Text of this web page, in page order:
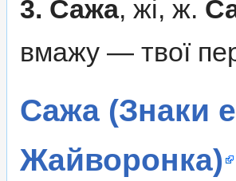
3. Сажа, жі, ж.
вмажу — твої
Сажа (Знаки
Жайворонка)